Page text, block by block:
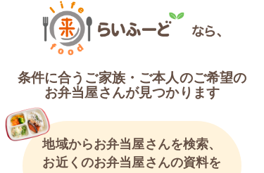
条件に合うご家族・ご本人のご希望の
お弁当屋さんが見つかります
地域からお弁当屋さんを検索、
お近くのお弁当屋さんの資料を